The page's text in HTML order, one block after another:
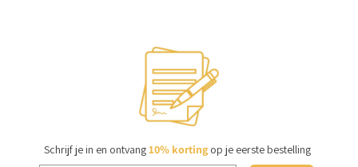
Schrijf je in en ontvang10% korting op je eerste bestelling